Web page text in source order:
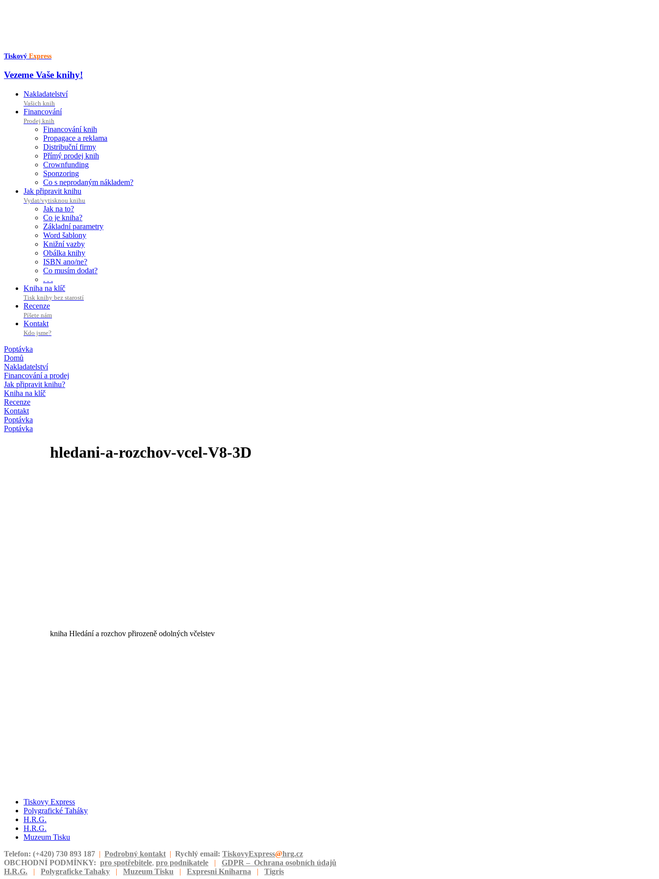
Tiskový Express
Vezeme Vaše knihy!
Nakladatelství
Vašich knih
Financování
Prodej knih
Financování knih
Propagace a reklama
Distribuční firmy
Přímý prodej knih
Crownfunding
Sponzoring
Co s neprodaným nákladem?
Jak připravit knihu
Vydat/vytisknou knihu
Jak na to?
Co je kniha?
Základní parametry
Word šablony
Knižní vazby
Obálka knihy
ISBN ano/ne?
Co musím dodat?
. . .
Kniha na klíč
Tisk knihy bez starostí
Recenze
Píšete nám
Kontakt
Kdo jsme?
Poptávka
Domů
Nakladatelství
Financování a prodej
Jak připravit knihu?
Kniha na klíč
Recenze
Kontakt
Poptávka
Poptávka
hledani-a-rozchov-vcel-V8-3D
kniha Hledání a rozchov přirozeně odolných včelstev
Tiskovy Express
Polygrafické Taháky
H.R.G.
H.R.G.
Muzeum Tisku
Telefon: (+420) 730 893 187 | Podrobný kontakt | Rychlý email: TiskovyExpress@hrg.cz
OBCHODNÍ PODMÍNKY: pro spotřebitele, pro podnikatele |
GDPR – Ochrana osobních údajů
H.R.G.
| Polygraficke Tahaky | Muzeum Tisku | Expresni Kniharna | Tigris